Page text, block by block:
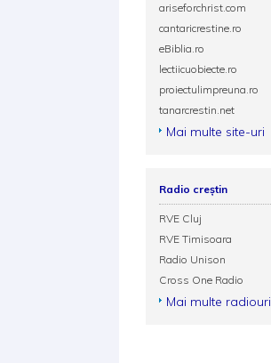
ariseforchrist.com
cantaricrestine.ro
eBiblia.ro
lectiicuobiecte.ro
proiectulimpreuna.ro
tanarcrestin.net
Mai multe site-uri
Radio creștin
RVE Cluj
RVE Timisoara
Radio Unison
Cross One Radio
Mai multe radiouri